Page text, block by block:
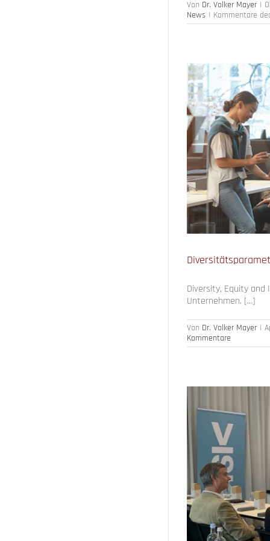
Von Dr. Volker Mayer |
News | Kommentare
Diversity, Equity and
Unternehmen. […]
Von Dr. Volker Mayer |
Kommentare